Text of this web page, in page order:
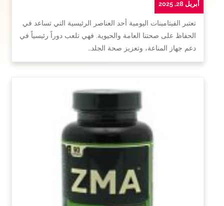
أبريل 28, 2025
تعتبر الفيتامينات اليومية أحد العناصر الرئيسية التي تساعد في
الحفاظ على صحتنا العامة والحيوية. فهي تلعب دوراً رئيسياً في
دعم جهاز المناعة، وتعزيز صحة الجلد…